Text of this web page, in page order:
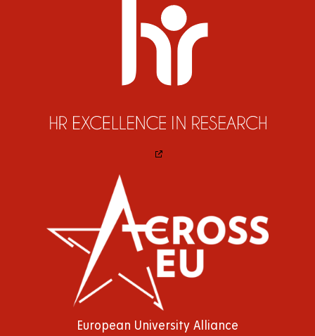
European University Alliance